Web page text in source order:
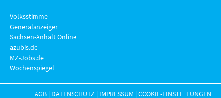
Volksstimme
Generalanzeiger
Sachsen-Anhalt Online
azubis.de
MZ-Jobs.de
Wochenspiegel
AGB | DATENSCHUTZ | IMPRESSUM |COOKIE-EINSTELLUNGEN